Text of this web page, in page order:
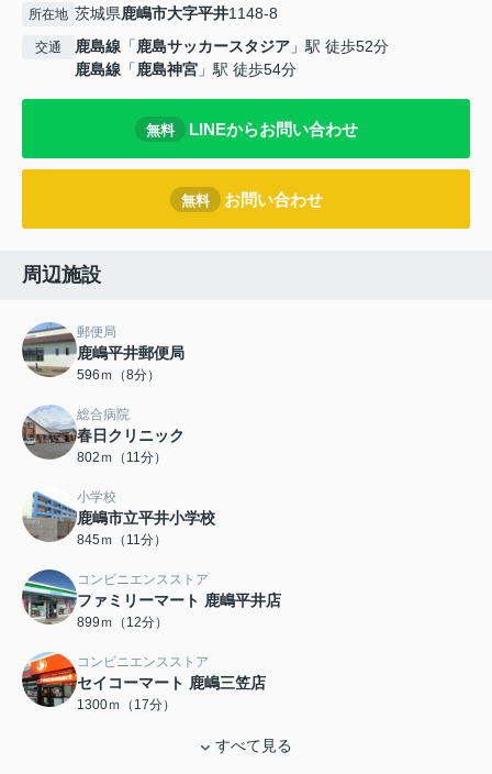
所在地 茨城県鹿嶋市大字平井1148-8
交通 鹿島線 「鹿島サッカースタジア 」駅 徒歩52分
鹿島線 「鹿島神宮 」駅 徒歩54分
無料 LINEからお問い合わせ
無料 お問い合わせ
周辺施設
郵便局
鹿嶋平井郵便局
596ｍ（8分）
総合病院
春日クリニック
802ｍ（11分）
小学校
鹿嶋市立平井小学校
845ｍ（11分）
コンビニエンスストア
ファミリーマート 鹿嶋平井店
899ｍ（12分）
コンビニエンスストア
セイコーマート 鹿嶋三笠店
1300ｍ（17分）
すべて見る